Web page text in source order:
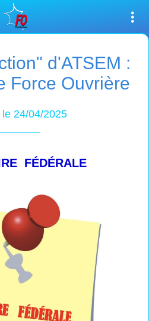
d'ATSEM :
Force Ouvrière
24/04/2025
FÉDÉRALE